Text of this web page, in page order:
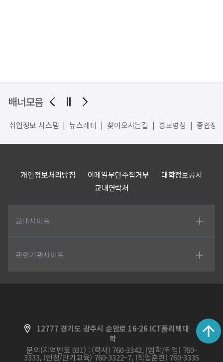
배너모음
취업정보 시스템 뉴스레터 찾아오시는길 홍보영상 종합정
개인정보처리방침 이메일무단수집거부
대학정보공시
교내연락처
교내사이트
관련기관사이트
12777 경기도 광주시 순암로 16-26 ICT폴리텍대
학
문의(지역번호 031) : (학사) 760-3342, (입학/취업) 760-
3333, (인정/단기교육) 760-3322~7, (직업훈련) 760-3335